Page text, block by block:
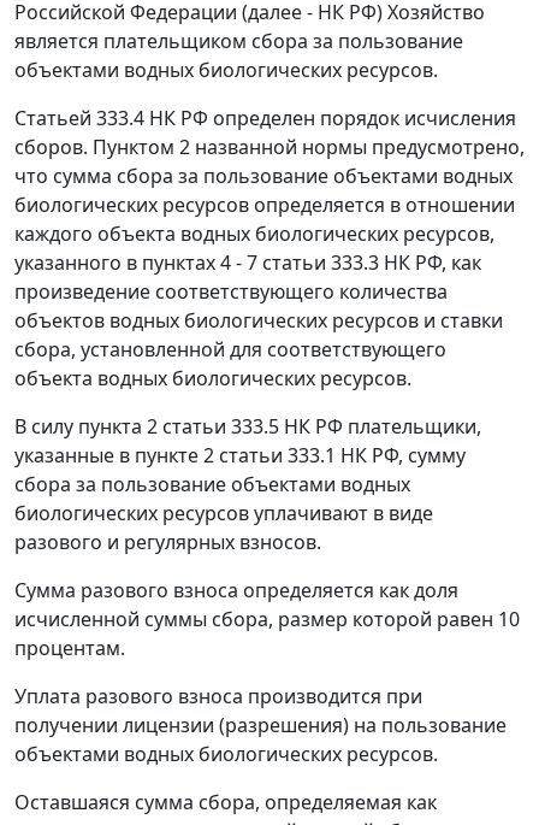
Российской Федерации (далее - НК РФ) Хозяйство
является плательщиком сбора за пользование
объектами водных биологических ресурсов.
Статьей 333.4 НК РФ определен порядок исчисления
сборов. Пунктом 2 названной нормы предусмотрено,
что сумма сбора за пользование объектами водных
биологических ресурсов определяется в отношении
каждого объекта водных биологических ресурсов,
указанного в пунктах 4 - 7 статьи 333.3 НК РФ, как
произведение соответствующего количества
объектов водных биологических ресурсов и ставки
сбора, установленной для соответствующего
объекта водных биологических ресурсов.
В силу пункта 2 статьи 333.5 НК РФ плательщики,
указанные в пункте 2 статьи 333.1 НК РФ, сумму
сбора за пользование объектами водных
биологических ресурсов уплачивают в виде
разового и регулярных взносов.
Сумма разового взноса определяется как доля
исчисленной суммы сбора, размер которой равен 10
процентам.
Уплата разового взноса производится при
получении лицензии (разрешения) на пользование
объектами водных биологических ресурсов.
Оставшаяся сумма сбора, определяемая как